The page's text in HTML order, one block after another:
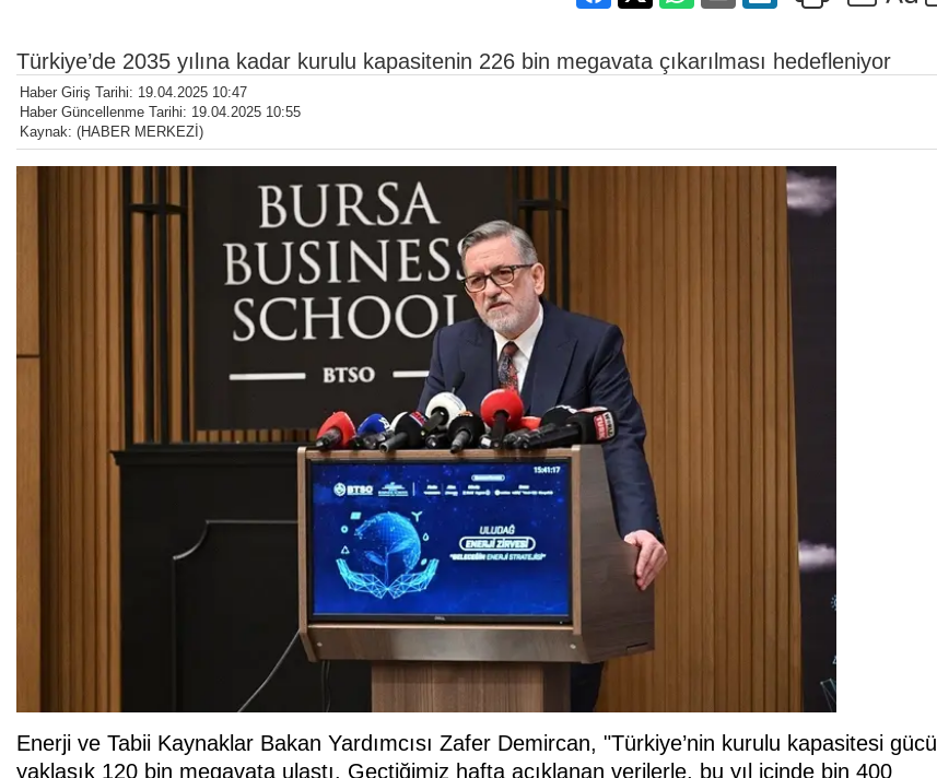
Türkiye’de 2035 yılına kadar kurulu kapasitenin 226 bin megavata çıkarılması hedefleniyor
Haber Giriş Tarihi: 19.04.2025 10:47
Haber Güncellenme Tarihi: 19.04.2025 10:55
Kaynak: (HABER MERKEZİ)
Enerji ve Tabii Kaynaklar Bakan Yardımcısı Zafer Demircan, "Türkiye’nin kurulu kapasitesi gücü
yaklaşık 120 bin megavata ulaştı. Geçtiğimiz hafta açıklanan verilerle, bu yıl içinde bin 400